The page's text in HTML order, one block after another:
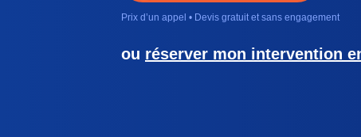
Prix d’un appel • Devis gratuit et sans engagement
ou réserver mon intervention